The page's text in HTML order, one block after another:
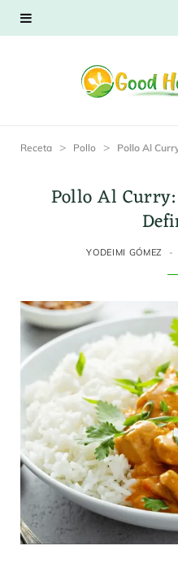
Receta > Pollo > Pollo Al
Pollo Al
YODEIMI GÓMEZ